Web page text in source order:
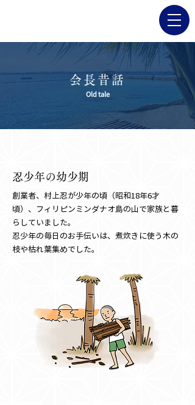
会長昔話
Old tale
忍少年の幼少期
創業者、村上忍が少年の頃（昭和18年6才
頃）、フィリピンミンダナオ島の山で家族と暮
らしていました。
忍少年の毎日のお手伝いは、煮炊きに使う木の
枝や枯れ葉集めでした。